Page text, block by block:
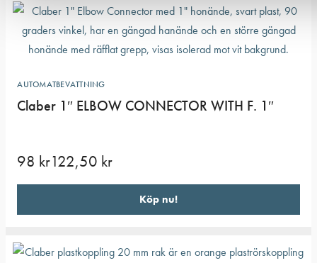
AUTOMATBEVATTNING
Claber 1″ ELBOW CONNECTOR WITH F. 1″
98 kr122,50 kr
Köp nu!